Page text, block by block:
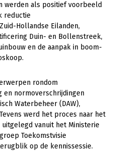
werden als positief voorbeeld
reductie
Hollandse Eilanden,
Duin- en Bollenstreek,
en de aanpak in boom-
rondom
en normoverschrijdingen
Waterbeheer (DAW),
werd het proces naar het
uitgelegd vanuit het Ministerie
Toekomstvisie
op de kennissessie.